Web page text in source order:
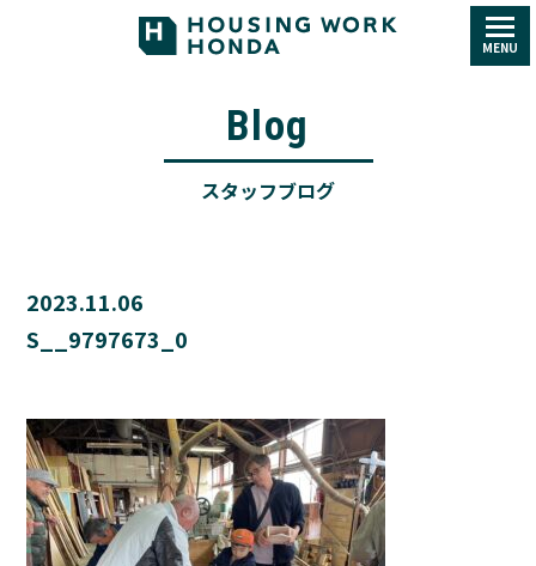
MENU
Blog
スタッフブログ
2023.11.06
S__9797673_0